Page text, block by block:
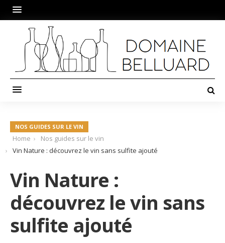
NOS GUIDES SUR LE VIN
Home
Nos guides sur le vin
Vin Nature : découvrez le vin sans sulfite ajouté
Vin Nature :
découvrez le vin sans
sulfite ajouté